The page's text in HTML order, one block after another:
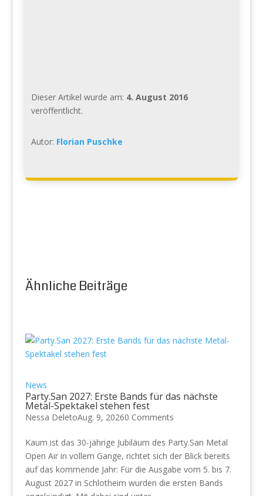
Dieser Artikel wurde am: 4. August 2016
veröffentlicht.
Autor: Florian Puschke
Ähnliche Beiträge
News
Party.San 2027: Erste Bands für das nächste
Metal-Spektakel stehen fest
Nessa DeletoAug. 9, 20260 Comments
Kaum ist das 30-jährige Jubiläum des Party.San Metal
Open Air in vollem Gange, richtet sich der Blick bereits
auf das kommende Jahr: Für die Ausgabe vom 5. bis 7.
August 2027 in Schlotheim wurden die ersten Bands